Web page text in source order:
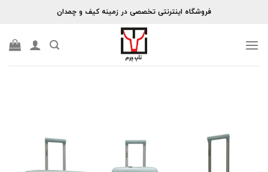
فروشگاه اینترنتی تخصصی در زمینه کیف و چمدان